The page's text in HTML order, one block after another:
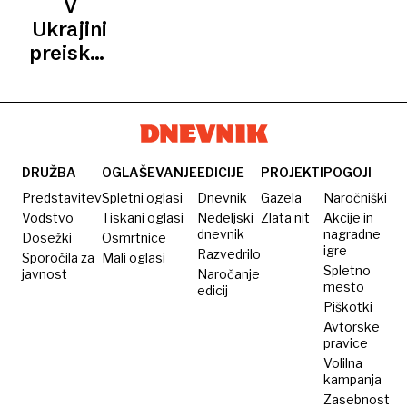
tolpo
po
pod vse
večjim
pritiskom
V
Ukrajini
preiskujejo
notranjega
in
oligarha
Kolomojskega
DRUŽBA
Predstavitev
Vodstvo
Dosežki
Sporočila za
javnost
OGLAŠEVANJE
Spletni oglasi
Tiskani oglasi
Osmrtnice
Mali oglasi
EDICIJE
Dnevnik
Nedeljski
dnevnik
Razvedrilo
Naročanje
edicij
PROJEKTI
Gazela
Zlata nit
POGOJI
Naročniški
Akcije in
nagradne
igre
Spletno
mesto
Piškotki
Avtorske
pravice
Volilna
kampanja
Zasebnost